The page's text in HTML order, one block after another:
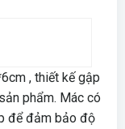
, thiết kế gập
phẩm. Mác có
để đảm bảo độ